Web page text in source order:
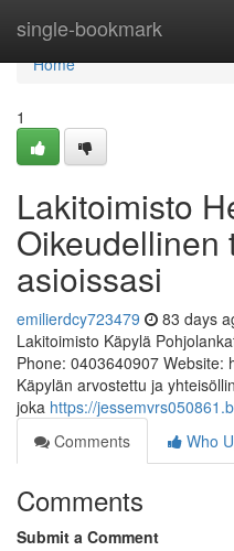
single-bookmark
Home
Home
1
Lakitoimisto
Oikeudellinen
asioissasi
emilierdcy723479 83 days
Lakitoimisto Käpylä
Phone: 0403640907 Website:
Käpylän arvostettu ja
joka https://
Comments
Who
Comments
Submit a Comment